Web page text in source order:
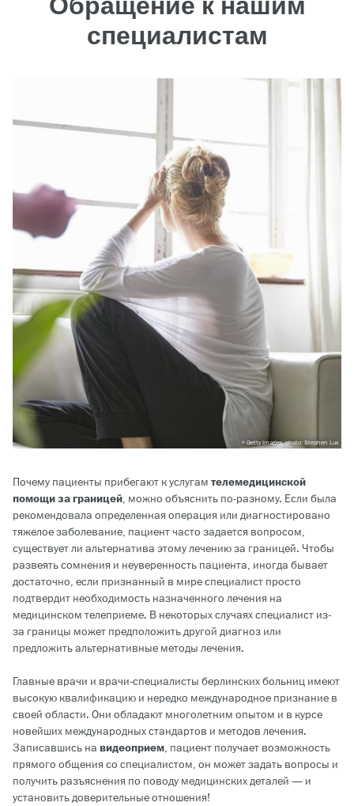
Обращение к нашим
специалистам
Getty Images, photo: Stephen Lux
Почему пациенты прибегают к услугам телемедицинской
помощи за границей, можно объяснить по-разному. Если была
рекомендовала определенная операция или диагностировано
тяжелое заболевание, пациент часто задается вопросом,
существует ли альтернатива этому лечению за границей. Чтобы
развеять сомнения и неуверенность пациента, иногда бывает
достаточно, если признанный в мире специалист просто
подтвердит необходимость назначенного лечения на
медицинском телеприеме. В некоторых случаях специалист из-
за границы может предположить другой диагноз или
предложить альтернативные методы лечения.
Главные врачи и врачи-специалисты берлинских больниц имеют
высокую квалификацию и нередко международное признание в
своей области. Они обладают многолетним опытом и в курсе
новейших международных стандартов и методов лечения.
Записавшись на видеоприем, пациент получает возможность
прямого общения со специалистом, он может задать вопросы и
получить разъяснения по поводу медицинских деталей — и
установить доверительные отношения!